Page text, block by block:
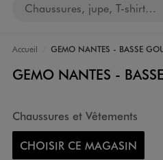
RÉSERVATION GRATUITE
Chaussures, jupe, T-shirt…
Accueil GEMO NANTES - BASSE
GEMO NANTES -
Chaussures et Vêtements
CHOISIR CE MAGASIN